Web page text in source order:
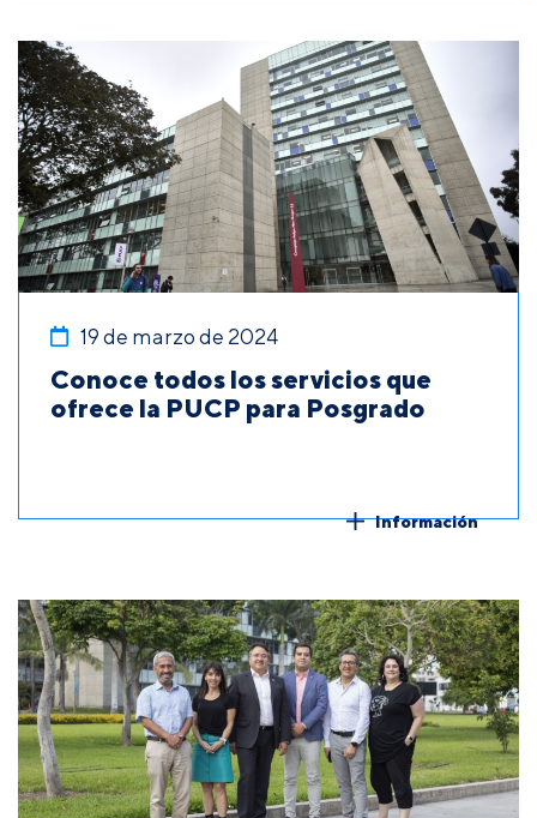
19 de marzo de 2024
Conoce todos los servicios que
ofrece la PUCP para Posgrado
Información